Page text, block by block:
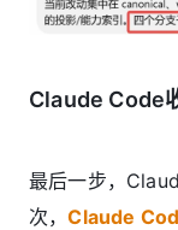
Claude Code
最后一步，
次，Claude